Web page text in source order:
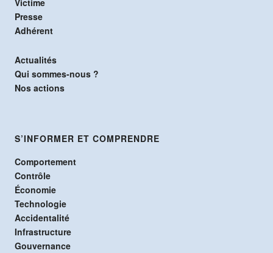
Presse
Adhérent
Actualités
Qui sommes-nous ?
Nos actions
S’INFORMER ET COMPRENDRE
Comportement
Contrôle
Économie
Technologie
Accidentalité
Infrastructure
Gouvernance